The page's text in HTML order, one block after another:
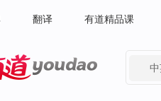
翻译 有道精品课